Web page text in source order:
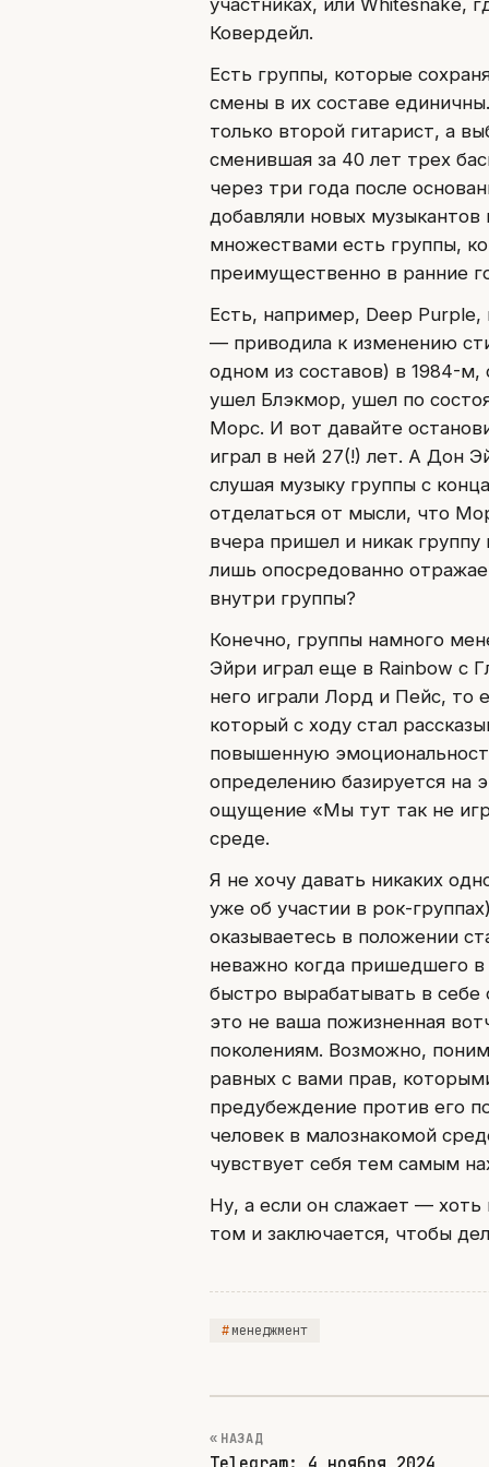
участниках, или Whitesnake,
Ковердейл.
Есть группы, которые
смены в их составе
только второй гитарист, а
сменившая за 40 лет трех
через три года после
добавляли новых
множествами есть группы,
преимущественно в ранние
Есть, например, Deep Purple,
— приводила к изменению
одном из составов) в 1984-
ушел Блэкмор, ушел по
Морс. И вот давайте
играл в ней 27(!) лет. А Дон
слушая музыку группы с
отделаться от мысли, что
вчера пришел и никак
лишь опосредованно
внутри группы?
Конечно, группы намного
Эйри играл еще в Rainbow с
него играли Лорд и Пейс, то
который с ходу стал
повышенную
определению базируется на
ощущение «Мы тут так не
среде.
Я не хочу давать никаких
уже об участии в рок-
оказываетесь в положении
неважно когда пришедшего
быстро вырабатывать в себе
это не ваша пожизненная
поколениям. Возможно,
равных с вами прав,
предубеждение против его
человек в малознакомой
чувствует себя тем самым
Ну, а если он слажает —
том и заключается, чтобы
менеджмент
« НАЗАД